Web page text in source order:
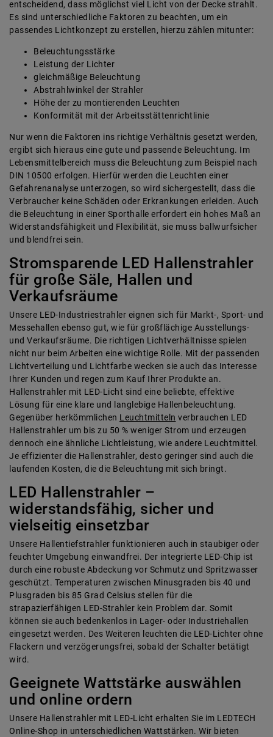
entscheidend, dass möglichst viel Licht von der Decke strahlt.
Es sind unterschiedliche Faktoren zu beachten, um ein
passendes Lichtkonzept zu erstellen, hierzu zählen mitunter:
Beleuchtungsstärke
Leistung der Lichter
gleichmäßige Beleuchtung
Abstrahlwinkel der Strahler
Höhe der zu montierenden Leuchten
Konformität mit der Arbeitsstättenrichtlinie
Nur wenn die Faktoren ins richtige Verhältnis gesetzt werden,
ergibt sich hieraus eine gute und passende Beleuchtung. Im
Lebensmittelbereich muss die Beleuchtung zum Beispiel nach
DIN 10500 erfolgen. Hierfür werden die Leuchten einer
Gefahrenanalyse unterzogen, so wird sichergestellt, dass die
Verbraucher keine Schäden oder Erkrankungen erleiden. Auch
die Beleuchtung in einer Sporthalle erfordert ein hohes Maß an
Widerstandsfähigkeit und Flexibilität, sie muss ballwurfsicher
und blendfrei sein.
Stromsparende LED Hallenstrahler
für große Säle, Hallen und
Verkaufsräume
Unsere LED-Industriestrahler eignen sich für Markt-, Sport- und
Messehallen ebenso gut, wie für großflächige Ausstellungs-
und Verkaufsräume. Die richtigen Lichtverhältnisse spielen
nicht nur beim Arbeiten eine wichtige Rolle. Mit der passenden
Lichtverteilung und Lichtfarbe wecken sie auch das Interesse
Ihrer Kunden und regen zum Kauf Ihrer Produkte an.
Hallenstrahler mit LED-Licht sind eine beliebte, effektive
Lösung für eine klare und langlebige Hallenbeleuchtung.
Gegenüber herkömmlichen Leuchtmitteln verbrauchen LED
Hallenstrahler um bis zu 50 % weniger Strom und erzeugen
dennoch eine ähnliche Lichtleistung, wie andere Leuchtmittel.
Je effizienter die Hallenstrahler, desto geringer sind auch die
laufenden Kosten, die die Beleuchtung mit sich bringt.
LED Hallenstrahler –
widerstandsfähig, sicher und
vielseitig einsetzbar
Unsere Hallentiefstrahler funktionieren auch in staubiger oder
feuchter Umgebung einwandfrei. Der integrierte LED-Chip ist
durch eine robuste Abdeckung vor Schmutz und Spritzwasser
geschützt. Temperaturen zwischen Minusgraden bis 40 und
Plusgraden bis 85 Grad Celsius stellen für die
strapazierfähigen LED-Strahler kein Problem dar. Somit
können sie auch bedenkenlos in Lager- oder Industriehallen
eingesetzt werden. Des Weiteren leuchten die LED-Lichter ohne
Flackern und verzögerungsfrei, sobald der Schalter betätigt
wird.
Geeignete Wattstärke auswählen
und online ordern
Unsere Hallenstrahler mit LED-Licht erhalten Sie im LEDTECH
Online-Shop in unterschiedlichen Wattstärken. Wir bieten